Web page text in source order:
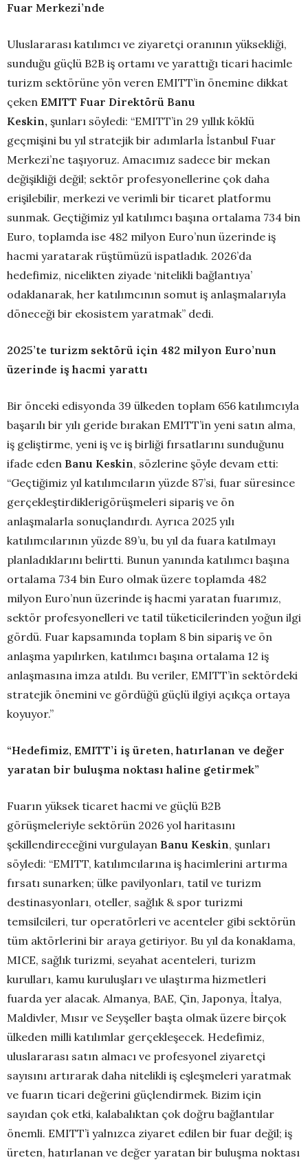
Fuar Merkezi’nde
Uluslararası katılımcı ve ziyaretçi oranının yüksekliği,
sunduğu güçlü B2B iş ortamı ve yarattığı ticari hacimle
turizm sektörüne yön veren EMITT’in önemine dikkat
çeken EMITT Fuar Direktörü Banu
Keskin, şunları söyledi: “EMITT’in 29 yıllık köklü
geçmişini bu yıl stratejik bir adımlarla İstanbul Fuar
Merkezi’ne taşıyoruz. Amacımız sadece bir mekan
değişikliği değil; sektör profesyonellerine çok daha
erişilebilir, merkezi ve verimli bir ticaret platformu
sunmak. Geçtiğimiz yıl katılımcı başına ortalama 734 bin
Euro, toplamda ise 482 milyon Euro’nun üzerinde iş
hacmi yaratarak rüştümüzü ispatladık. 2026’da
hedefimiz, nicelikten ziyade ‘nitelikli bağlantıya’
odaklanarak, her katılımcının somut iş anlaşmalarıyla
döneceği bir ekosistem yaratmak” dedi.
2025’te turizm sektörü için 482 milyon Euro’nun
üzerinde iş hacmi yarattı
Bir önceki edisyonda 39 ülkeden toplam 656 katılımcıyla
başarılı bir yılı geride bırakan EMITT’in yeni satın alma,
iş geliştirme, yeni iş ve iş birliği fırsatlarını sunduğunu
ifade eden Banu Keskin, sözlerine şöyle devam etti:
“Geçtiğimiz yıl katılımcıların yüzde 87’si, fuar süresince
gerçekleştirdiklerigörüşmeleri sipariş ve ön
anlaşmalarla sonuçlandırdı. Ayrıca 2025 yılı
katılımcılarının yüzde 89’u, bu yıl da fuara katılmayı
planladıklarını belirtti. Bunun yanında katılımcı başına
ortalama 734 bin Euro olmak üzere toplamda 482
milyon Euro’nun üzerinde iş hacmi yaratan fuarımız,
sektör profesyonelleri ve tatil tüketicilerinden yoğun ilgi
gördü. Fuar kapsamında toplam 8 bin sipariş ve ön
anlaşma yapılırken, katılımcı başına ortalama 12 iş
anlaşmasına imza atıldı. Bu veriler, EMITT’in sektördeki
stratejik önemini ve gördüğü güçlü ilgiyi açıkça ortaya
koyuyor.”
“Hedefimiz, EMITT’i iş üreten, hatırlanan ve değer
yaratan bir buluşma noktası haline getirmek”
Fuarın yüksek ticaret hacmi ve güçlü B2B
görüşmeleriyle sektörün 2026 yol haritasını
şekillendireceğini vurgulayan Banu Keskin, şunları
söyledi: “EMITT, katılımcılarına iş hacimlerini artırma
fırsatı sunarken; ülke pavilyonları, tatil ve turizm
destinasyonları, oteller, sağlık & spor turizmi
temsilcileri, tur operatörleri ve acenteler gibi sektörün
tüm aktörlerini bir araya getiriyor. Bu yıl da konaklama,
MICE, sağlık turizmi, seyahat acenteleri, turizm
kurulları, kamu kuruluşları ve ulaştırma hizmetleri
fuarda yer alacak. Almanya, BAE, Çin, Japonya, İtalya,
Maldivler, Mısır ve Seyşeller başta olmak üzere birçok
ülkeden milli katılımlar gerçekleşecek. Hedefimiz,
uluslararası satın almacı ve profesyonel ziyaretçi
sayısını artırarak daha nitelikli iş eşleşmeleri yaratmak
ve fuarın ticari değerini güçlendirmek. Bizim için
sayıdan çok etki, kalabalıktan çok doğru bağlantılar
önemli. EMITT’i yalnızca ziyaret edilen bir fuar değil; iş
üreten, hatırlanan ve değer yaratan bir buluşma noktası